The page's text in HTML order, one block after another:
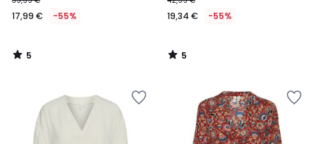
17,99 € -55%
5
/
19,34 € -55%
5
/